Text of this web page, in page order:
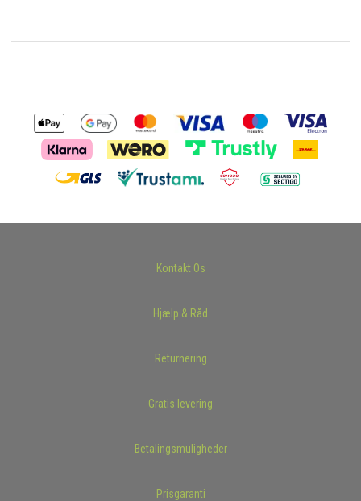
Kontakt Os
Hjælp & Råd
Returnering
Gratis levering
Betalingsmuligheder
Prisgaranti